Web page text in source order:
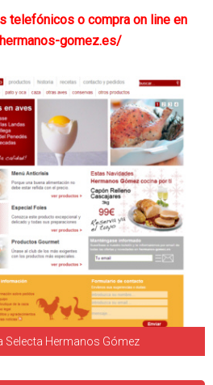
telefónicos o compra on line en
gomez.es/
Selecta Hermanos Gómez